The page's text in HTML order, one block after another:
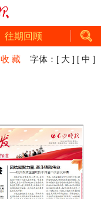
往期回顾
收 藏 字体： [ 大 ] [ 中 ]